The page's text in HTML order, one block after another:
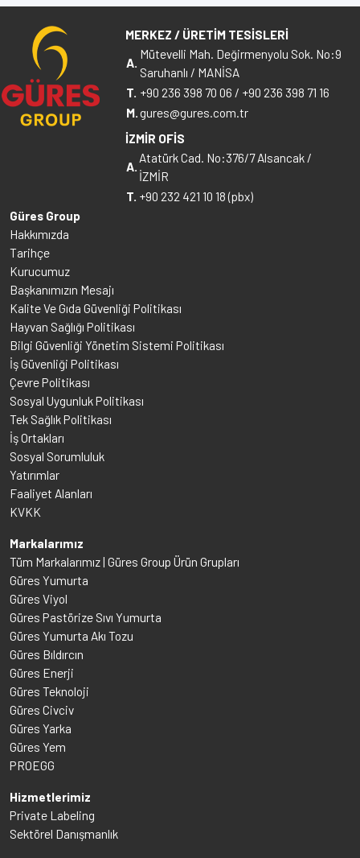
MERKEZ / ÜRETİM TESİSLERİ
A.
Mütevelli Mah. Değirmenyolu Sok. No:9
Saruhanlı / MANİSA
T. +90 236 398 70 06 / +90 236 398 71 16
M.gures@gures.com.tr
İZMİR OFİS
A.
Atatürk Cad. No:376/7 Alsancak /
İZMİR
T. +90 232 421 10 18 (pbx)
Güres Group
Hakkımızda
Tarihçe
Kurucumuz
Başkanımızın Mesajı
Kalite Ve Gıda Güvenliği Politikası
Hayvan Sağlığı Politikası
Bilgi Güvenliği Yönetim Sistemi Politikası
İş Güvenliği Politikası
Çevre Politikası
Sosyal Uygunluk Politikası
Tek Sağlık Politikası
İş Ortakları
Sosyal Sorumluluk
Yatırımlar
Faaliyet Alanları
KVKK
Markalarımız
Tüm Markalarımız | Güres Group Ürün Grupları
Güres Yumurta
Güres Viyol
Güres Pastörize Sıvı Yumurta
Güres Yumurta Akı Tozu
Güres Bıldırcın
Güres Enerji
Güres Teknoloji
Güres Civciv
Güres Yarka
Güres Yem
PROEGG
Hizmetlerimiz
Private Labeling
Sektörel Danışmanlık